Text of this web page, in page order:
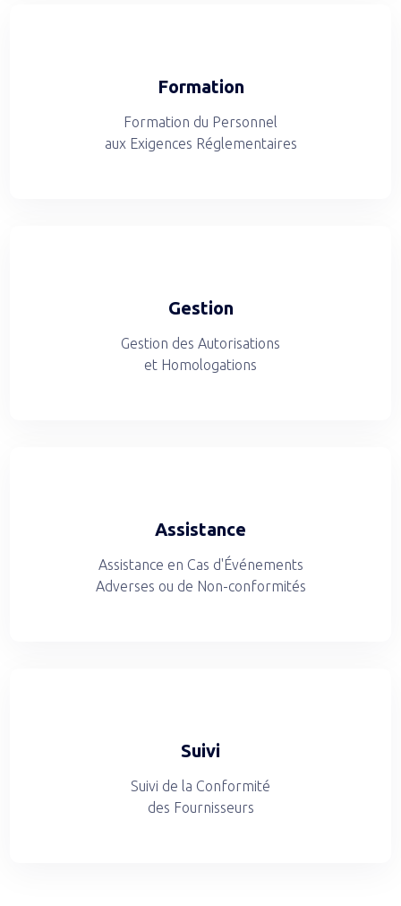
Formation
Formation du Personnel
aux Exigences Réglementaires
Gestion
Gestion des Autorisations
et Homologations
Assistance
Assistance en Cas d'Événements
Adverses ou de Non-conformités
Suivi
Suivi de la Conformité
des Fournisseurs